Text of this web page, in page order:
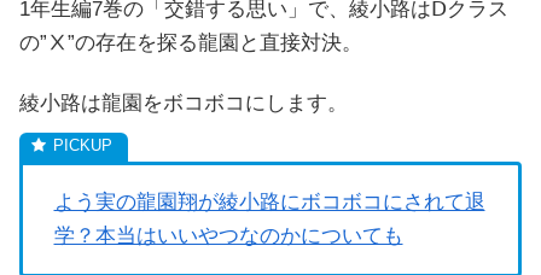
1年生編7巻の「交錯する思い」で、綾小路はⅮクラス
の”Ⅹ”の存在を探る龍園と直接対決。
綾小路は龍園をボコボコにします。
よう実の龍園翔が綾小路にボコボコにされて退
学？本当はいいやつなのかについても